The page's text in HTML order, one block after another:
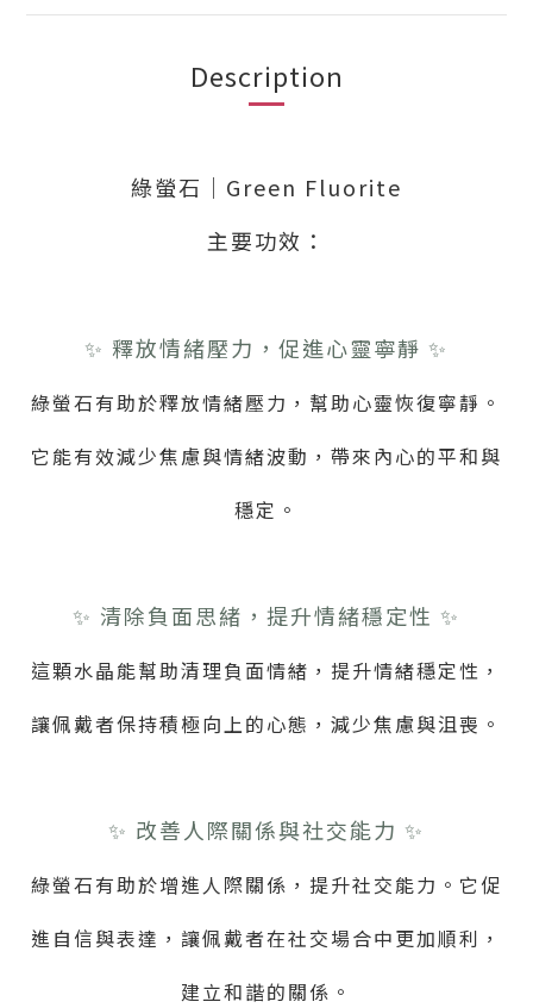
Description
綠螢石｜Green Fluorite
主要功效：
✨ 釋放情緒壓力，促進心靈寧靜 ✨
綠螢石有助於釋放情緒壓力，幫助心靈恢復寧靜。
它能有效減少焦慮與情緒波動，帶來內心的平和與
穩定。
✨ 清除負面思緒，提升情緒穩定性 ✨
這顆水晶能幫助清理負面情緒，提升情緒穩定性，
讓佩戴者保持積極向上的心態，減少焦慮與沮喪。
✨ 改善人際關係與社交能力 ✨
綠螢石有助於增進人際關係，提升社交能力。它促
進自信與表達，讓佩戴者在社交場合中更加順利，
建立和諧的關係。